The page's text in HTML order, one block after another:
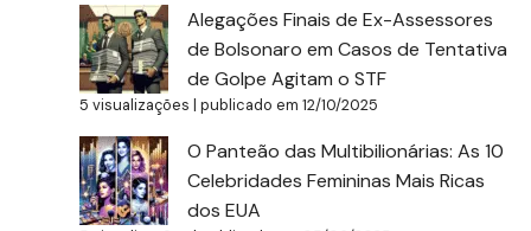
Alegações Finais de Ex-Assessores
de Bolsonaro em Casos de Tentativa
de Golpe Agitam o STF
5 visualizações |publicado em 12/10/2025
O Panteão das Multibilionárias: As 10
Celebridades Femininas Mais Ricas
dos EUA